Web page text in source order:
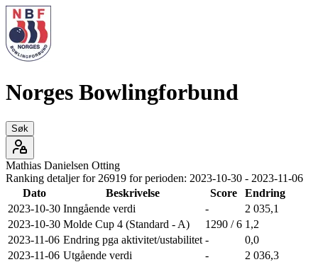
Norges Bowlingforbund
Søk
Mathias Danielsen Otting
Ranking detaljer for 26919 for perioden: 2023-10-30 - 2023-11-06
Dato
Beskrivelse Score
Endring
2023-10-30 Inngående verdi -
2 035,1
2023-10-30 Molde Cup 4 (Standard - A) 1290 / 6 1,2
2023-11-06 Endring pga aktivitet/ustabilitet -
0,0
2023-11-06 Utgående verdi - 2 036,3